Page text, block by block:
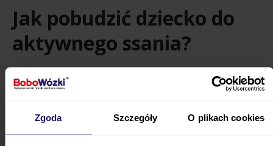
Zgoda Szczegóły O plikach cookies
Jak pobudzić dziecko do
aktywnego ssania?
Przed przystawieniem dziecka zadbaj o
prawidłowy wypływ pokarmu.
Jeśli mleka jest
karmieniem.
Zadbaj też o odpowiednią